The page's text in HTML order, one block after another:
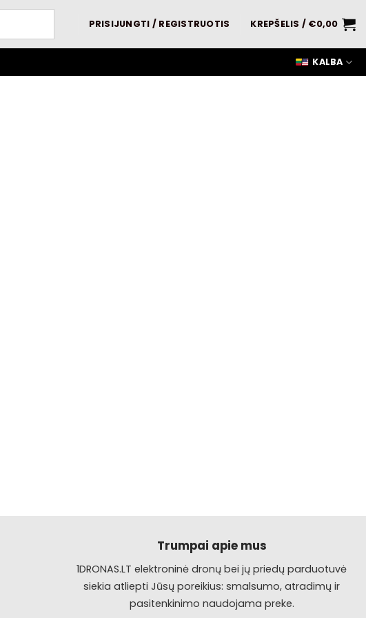
PRISIJUNGTI / REGISTRUOTIS KREPŠELIS / €0,00
KALBA
Trumpai apie mus
1DRONAS.LT elektroninė dronų bei jų priedų parduotuvė
siekia atliepti Jūsų poreikius: smalsumo, atradimų ir
pasitenkinimo naudojama preke.